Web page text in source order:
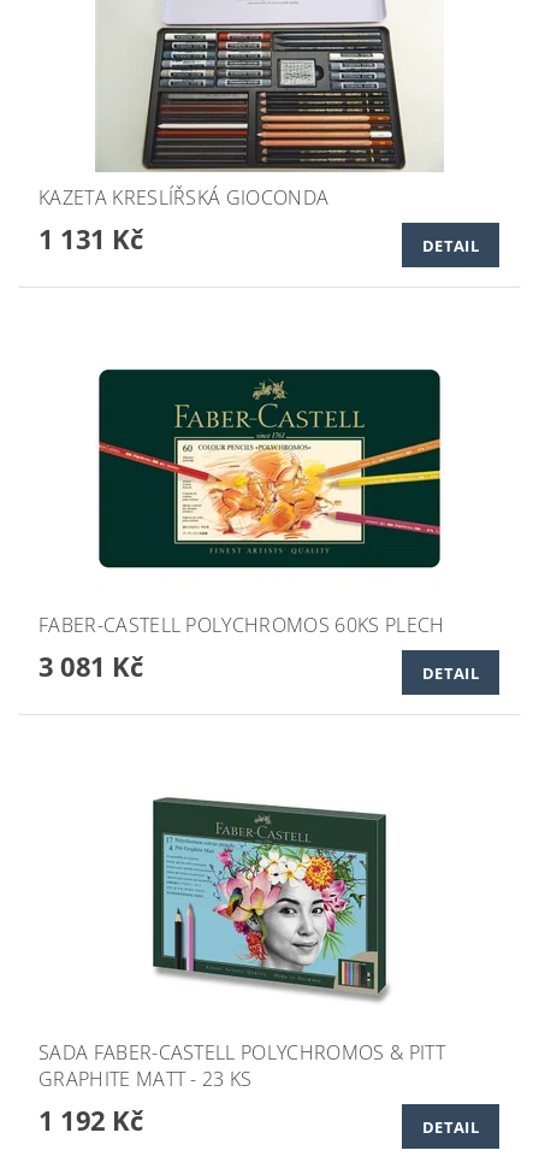
KAZETA KRESLÍŘSKÁ GIOCONDA
1 131 Kč DETAIL
FABER-CASTELL POLYCHROMOS 60KS PLECH
3 081 Kč DETAIL
SADA FABER-CASTELL POLYCHROMOS & PITT
GRAPHITE MATT - 23 KS
1 192 Kč DETAIL